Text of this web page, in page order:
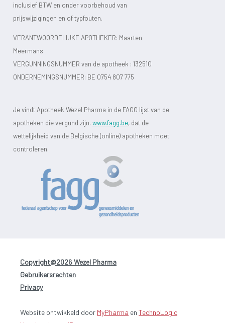
inclusief BTW en onder voorbehoud van
prijswijzigingen en of typfouten.
VERANTWOORDELIJKE APOTHEKER: Maarten
Meermans
VERGUNNINGSNUMMER van de apotheek : 132510
ONDERNEMINGSNUMMER: BE 0754 807 775
Je vindt Apotheek Wezel Pharma in de FAGG lijst van de
apotheken die vergund zijn. www.fagg.be, dat de
wettelijkheid van de Belgische (online) apotheken moet
controleren.
Copyright@2026 Wezel Pharma
Gebruikersrechten
Privacy
Website ontwikkeld door MyPharma en TechnoLogic